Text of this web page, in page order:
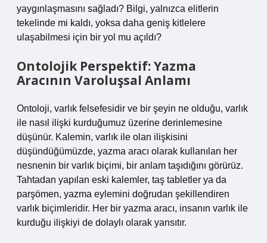
yaygınlaşmasını sağladı? Bilgi, yalnızca elitlerin
tekelinde mi kaldı, yoksa daha geniş kitlelere
ulaşabilmesi için bir yol mu açıldı?
Ontolojik Perspektif: Yazma
Aracının Varoluşsal Anlamı
Ontoloji, varlık felsefesidir ve bir şeyin ne olduğu, varlık
ile nasıl ilişki kurduğumuz üzerine derinlemesine
düşünür. Kalemin, varlık ile olan ilişkisini
düşündüğümüzde, yazma aracı olarak kullanılan her
nesnenin bir varlık biçimi, bir anlam taşıdığını görürüz.
Tahtadan yapılan eski kalemler, taş tabletler ya da
parşömen, yazma eylemini doğrudan şekillendiren
varlık biçimleridir. Her bir yazma aracı, insanın varlık ile
kurduğu ilişkiyi de dolaylı olarak yansıtır.